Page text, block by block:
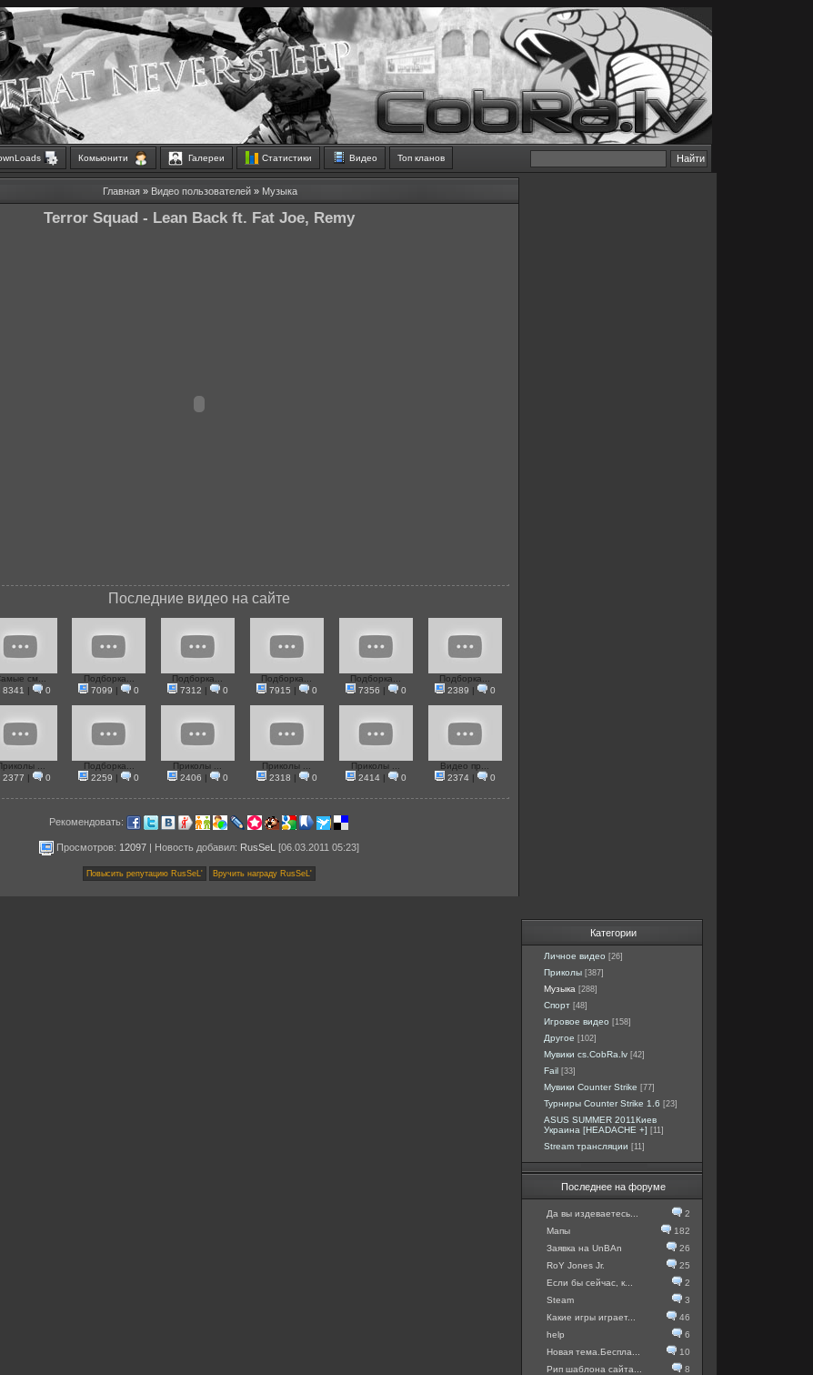
Комьюнити Галереи Статистики Видео Топ кланов
Главная » Видео пользователей » Музыка
Terror Squad - Lean Back ft. Fat Joe, Remy
Последние видео на сайте
см...
8341 | 0
Подборка...
7099 | 0
Подборка...
7312 | 0
Подборка...
7915 | 0
Подборка...
7356 | 0
Подборка...
2389 | 0
...
2377 | 0
Подборка...
2259 | 0
Приколы ...
2406 | 0
Приколы ...
2318 | 0
Приколы ...
2414| 0
Видео пр...
2374| 0
Рекомендовать:
Просмотров: 12097| Новость добавил: RusSeL [06.03.2011 05:23]
Категории
Личное видео [26]
Приколы [387]
Музыка [288]
Спорт [48]
Игровое видео [158]
Другое [102]
Мувики cs.CobRa.lv [42]
Fail [33]
Мувики Counter Strike [77]
Турниры Counter Strike 1.6 [23]
ASUS SUMMER 2011Киев
Украина [HEADACHE +] [11]
Stream трансляции [11]
Последнее на форуме
Да вы издеваетесь...
2
Мапы
182
Заявка на UnBAn
26
RoY Jones Jr.
25
Если бы сейчас, к...
2
Steam
3
Какие игры играет...
46
help
6
Новая тема.Беспла...
10
Рип шаблона сайта...
8